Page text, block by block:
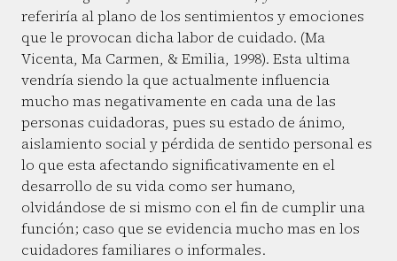
referiría al plano de los sentimientos y emociones
que le provocan dicha labor de cuidado. (Ma
Vicenta, Ma Carmen, & Emilia, 1998). Esta ultima
vendría siendo la que actualmente influencia
mucho mas negativamente en cada una de las
personas cuidadoras, pues su estado de ánimo,
aislamiento social y pérdida de sentido personal es
lo que esta afectando significativamente en el
desarrollo de su vida como ser humano,
olvidándose de si mismo con el fin de cumplir una
función; caso que se evidencia mucho mas en los
cuidadores familiares o informales.